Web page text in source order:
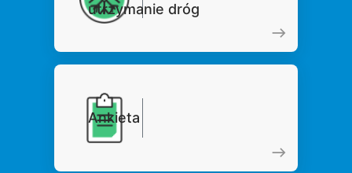
utrzymanie dróg
Ankieta